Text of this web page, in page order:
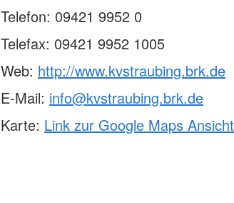
Telefon: 09421 9952 0
Telefax: 09421 9952 1005
Web: http://www.kvstraubing.brk.de
E-Mail: info@kvstraubing.brk.de
Karte: Link zur Google Maps Ansicht